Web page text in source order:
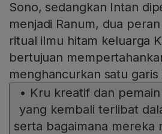
Sono, sedangkan Intan
menjadi Ranum, dua
ritual ilmu hitam keluarga
bertujuan
menghancurkan satu
• Kru kreatif dan
yang kembali terlibat
serta bagaimana mereka